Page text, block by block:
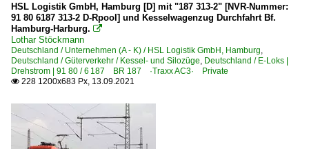
HSL Logistik GmbH, Hamburg [D] mit "187 313-2" [NVR-Nummer:
91 80 6187 313-2 D-Rpool] und Kesselwagenzug Durchfahrt Bf.
Hamburg-Harburg. 
Lothar Stöckmann
Deutschland / Unternehmen (A - K) / HSL Logistik GmbH, Hamburg,
Deutschland / Güterverkehr / Kessel- und Silozüge, Deutschland / E-Loks |
Drehstrom | 91 80 / 6 187 BR 187 ·Traxx AC3· Private
 228 1200x683 Px, 13.09.2021